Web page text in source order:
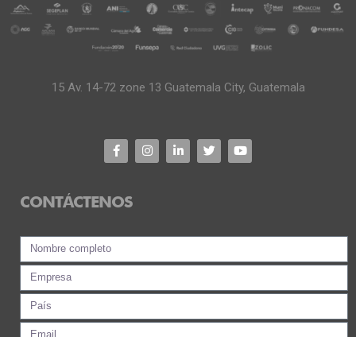
15 Av. 14-72 zone 13 Guatemala City, Guatemala
CONTÁCTENOS